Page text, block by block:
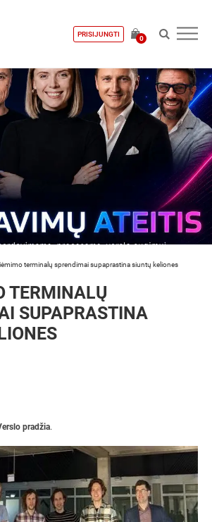
PRISIJUNGTI
0
terminalų sprendimai supaprastina siuntų keliones
TERMINALŲ
SUPAPRASTINA
pradžia.